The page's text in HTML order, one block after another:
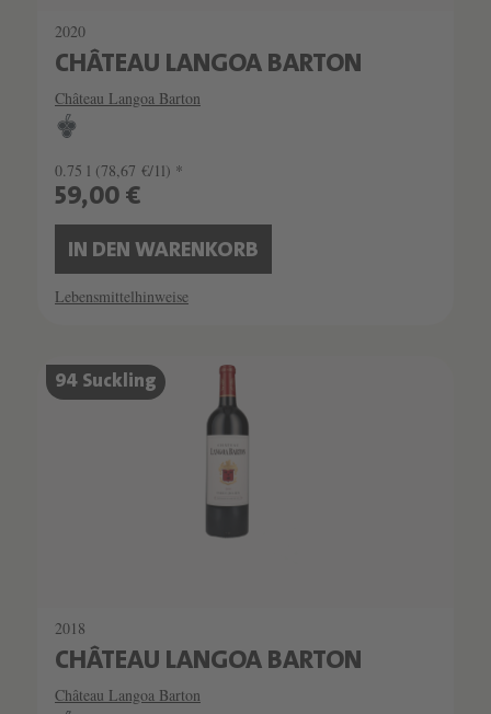
2020
CHÂTEAU LANGOA BARTON
Château Langoa Barton
0.75 l (78,67 €/1l) *
59,00 €
IN DEN WARENKORB
Lebensmittelhinweise
94 Suckling
2018
CHÂTEAU LANGOA BARTON
Château Langoa Barton